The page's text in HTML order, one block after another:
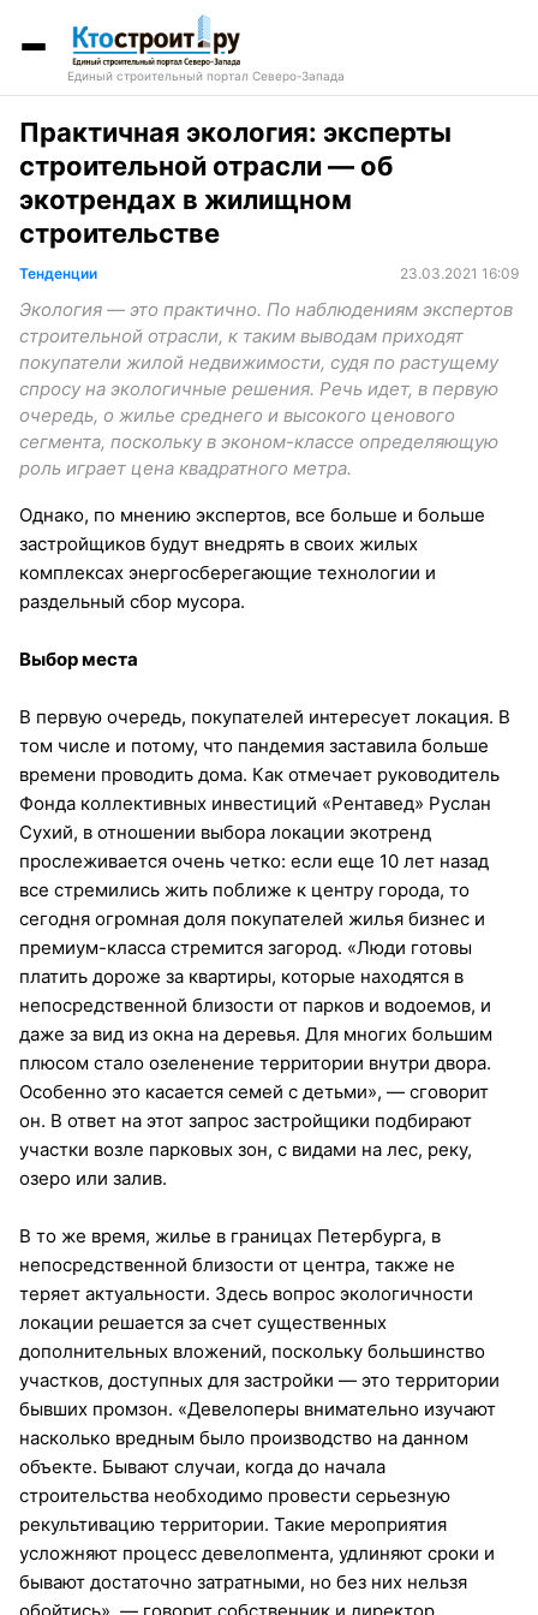
Единый строительный портал Северо-Запада
Практичная экология: эксперты
строительной отрасли — об
экотрендах в жилищном
строительстве
Тенденции 23.03.2021 16:09
Экология — это практично. По наблюдениям экспертов
строительной отрасли, к таким выводам приходят
покупатели жилой недвижимости, судя по растущему
спросу на экологичные решения. Речь идет, в первую
очередь, о жилье среднего и высокого ценового
сегмента, поскольку в эконом-классе определяющую
роль играет цена квадратного метра.
Однако, по мнению экспертов, все больше и больше
застройщиков будут внедрять в своих жилых
комплексах энергосберегающие технологии и
раздельный сбор мусора.
Выбор места
В первую очередь, покупателей интересует локация. В
том числе и потому, что пандемия заставила больше
времени проводить дома. Как отмечает руководитель
Фонда коллективных инвестиций «Рентавед» Руслан
Сухий, в отношении выбора локации экотренд
прослеживается очень четко: если еще 10 лет назад
все стремились жить поближе к центру города, то
сегодня огромная доля покупателей жилья бизнес и
премиум-класса стремится загород. «Люди готовы
платить дороже за квартиры, которые находятся в
непосредственной близости от парков и водоемов, и
даже за вид из окна на деревья. Для многих большим
плюсом стало озеленение территории внутри двора.
Особенно это касается семей с детьми», — сговорит
он. В ответ на этот запрос застройщики подбирают
участки возле парковых зон, с видами на лес, реку,
озеро или залив.
В то же время, жилье в границах Петербурга, в
непосредственной близости от центра, также не
теряет актуальности. Здесь вопрос экологичности
локации решается за счет существенных
дополнительных вложений, поскольку большинство
участков, доступных для застройки — это территории
бывших промзон. «Девелоперы внимательно изучают
насколько вредным было производство на данном
объекте. Бывают случаи, когда до начала
строительства необходимо провести серьезную
рекультивацию территории. Такие мероприятия
усложняют процесс девелопмента, удлиняют сроки и
бывают достаточно затратными, но без них нельзя
обойтись», — говорит собственник и директор